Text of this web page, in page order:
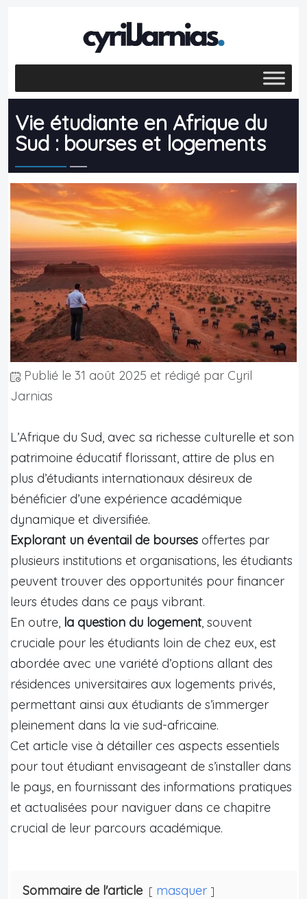
Vie étudiante en Afrique du
Sud : bourses et logements
Publié le 31 août 2025 et rédigé par Cyril
Jarnias
L’Afrique du Sud, avec sa richesse culturelle et son
patrimoine éducatif florissant, attire de plus en
plus d’étudiants internationaux désireux de
bénéficier d’une expérience académique
dynamique et diversifiée.
Explorant un éventail de bourses offertes par
plusieurs institutions et organisations, les étudiants
peuvent trouver des opportunités pour financer
leurs études dans ce pays vibrant.
En outre, la question du logement, souvent
cruciale pour les étudiants loin de chez eux, est
abordée avec une variété d’options allant des
résidences universitaires aux logements privés,
permettant ainsi aux étudiants de s’immerger
pleinement dans la vie sud-africaine.
Cet article vise à détailler ces aspects essentiels
pour tout étudiant envisageant de s’installer dans
le pays, en fournissant des informations pratiques
et actualisées pour naviguer dans ce chapitre
crucial de leur parcours académique.
Sommaire de l'article
masquer